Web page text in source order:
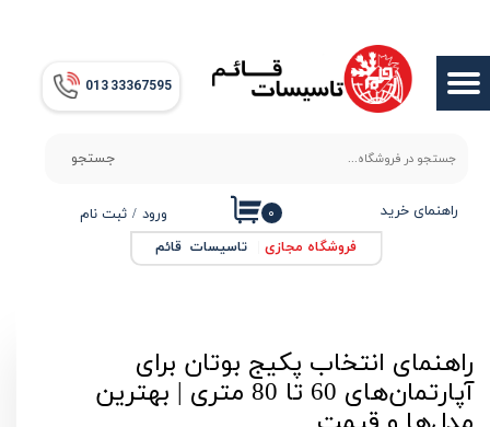
013​​​​​​​ 33367595
جستجو
ورود / ثبت نام
حساب کاربری من
تغییر گذر واژه
سفارشات
خروج از حساب کاربری
راهنمای خرید ۰
فروشگاه مجازی تاسیسات قائم
راهنمای انتخاب پکیج بوتان برای
آپارتمان‌های 60 تا 80 متری | بهترین